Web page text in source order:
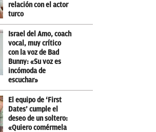
relación con el actor
turco
Israel del Amo, coach
vocal, muy crítico
con la voz de Bad
Bunny: «Su voz es
incómoda de
escuchar»
El equipo de ‘First
Dates’ cumple el
deseo de un soltero:
«Quiero comérmela